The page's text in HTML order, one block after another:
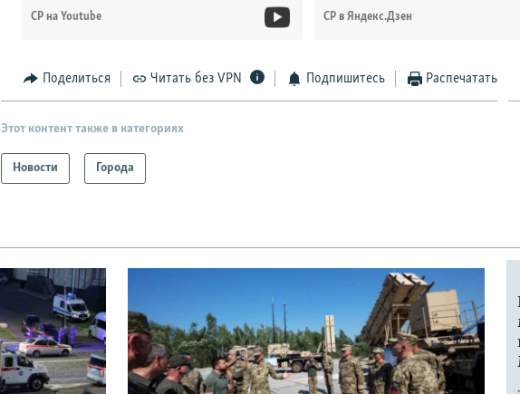
СР на Youtube СР в Яндекс.Дзен
Поделиться Читать без VPN Подпишитесь Распечатать
Этот контент также в категориях
Новости Города